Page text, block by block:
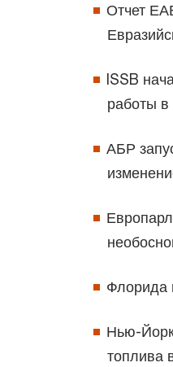
Отчет
ISSB
работы
АБР
Флорида
Нью-
топлива